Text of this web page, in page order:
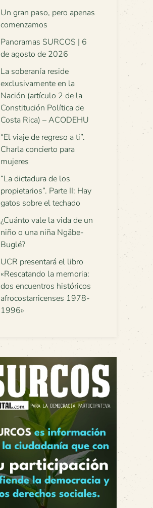
Un gran paso, pero apenas
comenzamos
Panoramas SURCOS | 6
de agosto de 2026
La soberanía reside
exclusivamente en la
Nación (artículo 2 de la
Constitución Política de
Costa Rica) – ACODEHU
“El viaje de regreso a ti”.
Charla concierto para
mujeres
“La dictadura de los
propietarios”. Parte II: Hay
gatos sobre el techado
¿Cuánto vale la vida de un
niño o una niña Ngäbe-
Buglé?
UCR presentará el libro
«Rescatando la memoria:
dos encuentros históricos
afrocostarricenses 1978-
1996»